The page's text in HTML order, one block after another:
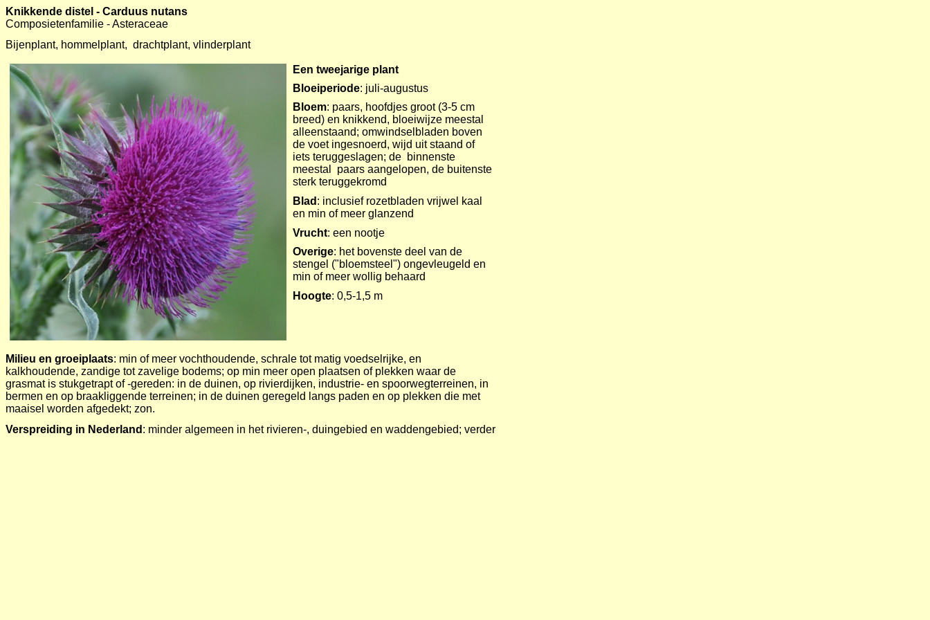
Knikkende distel - Carduus nutans
Composietenfamilie - Asteraceae
Bijenplant, hommelplant, drachtplant, vlinderplant
Een tweejarige plant
Bloeiperiode: juli-augustus
Bloem: paars, hoofdjes groot (3-5 cm
breed) en knikkend, bloeiwijze meestal
alleenstaand; omwindselbladen boven
de voet ingesnoerd, wijd uit staand of
iets teruggeslagen; de binnenste
meestal paars aangelopen, de buitenste
sterk teruggekromd
Blad : inclusief rozetbladen vrijwel kaal
en min of meer glanzend
Vrucht: een nootje
Overige: het bovenste deel van de
stengel ("bloemsteel") ongevleugeld en
min of meer wollig behaard
Hoogte: 0,5-1,5 m
Milieu en groeiplaats: min of meer vochthoudende, schrale tot matig voedselrijke, en
kalkhoudende, zandige tot zavelige bodems; op min meer open plaatsen of plekken waar de
grasmat is stukgetrapt of -gereden: in de duinen, op rivierdijken, industrie- en spoorwegterreinen, in
bermen en op braakliggende terreinen; in de duinen geregeld langs paden en op plekken die met
maaisel worden afgedekt; zon.
Verspreiding in Nederland : minder algemeen in het rivieren-, duingebied en waddengebied; verder